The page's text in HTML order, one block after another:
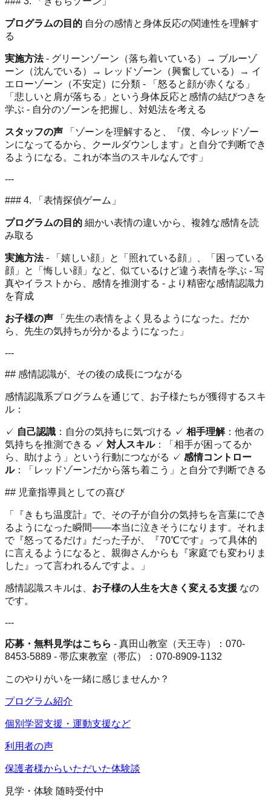
プログラムの目的 自分の感情と身体反応の関連性を理解す
る
実施方法- グリーンゾーン（落ち着いている）→ ブルーゾ
ーン（沈んでいる）→ レッドゾーン（興奮している）→ イ
エローゾーン（不安定）に分類 - 「怒ると顔が赤くなる」
「悲しいと肩が落ちる」という身体反応と感情の結びつきを
学ぶ - 自分のゾーンを把握し、対処法を考える
スタッフの声 「ゾーンを理解すると、『僕、今レッドゾー
ンになってるから、クールダウンします』と自分で判断でき
るようになる。これが本当のスキルなんです」
---
### 4. 「表情探偵ゲーム」
プログラムの目的 細かい表情の違いから、複雑な感情を読
み取る
実施方法- 「嬉しい顔」と「照れている顔」、「困っている
顔」と「悔しい顔」など、似ているけど違う表情を学ぶ - 写
真やイラストから、感情を推測する - より精密な感情認識力
を育成
お子様の声 「先生の表情をよく見るようになった。だか
ら、先生の気持ちが分かるようになった」
---
## 感情認識が、その後の成長につながる
感情認識系プログラムを通じて、お子様たちが獲得するスキ
ル：
✓ 自己認識 ：自分の気持ちに気づける ✓ 相手理解：他者の
気持ちを推測できる ✓ 対人スキル：「相手が困ってるか
ら、助けよう」という行動につながる ✓ 感情コントロー
ル：「レッドゾーンだから落ち着こう」と自分で判断できる
## 児童指導員としての喜び
「『きもち温度計』で、その子が自分の気持ちを言葉にでき
るようになった瞬間——本当に泣きそうになります。それま
で『怒ってるだけ』だった子が、『70℃です』って具体的
に言えるようになると、親御さんからも『家庭でも変わりま
した』って言われるんですよ。」
感情認識スキルは、 お子様の人生を大きく変える支援 なの
です。
---
応募・無料見学はこちら - 真田山教室（天王寺）：070-
8453-5889 - 帯広東教室（帯広）：070-8909-1132
このやりがいを一緒に感じませんか？
プログラム紹介
個別学習支援・運動支援など
利用者の声
保護者様からいただいた体験談
見学・体験 随時受付中